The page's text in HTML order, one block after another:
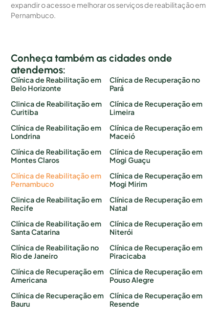
expandir o acesso e melhorar os serviços de reabilitação em
Pernambuco.
Conheça também as cidades onde
atendemos:
Clínica de Reabilitação em
Belo Horizonte
Clinica de Reabilitação em
Curitiba
Clínica de Reabilitação em
Londrina
Clínica de Reabilitação em
Montes Claros
Clínica de Reabilitação em
Pernambuco
Clinica de Reabilitação em
Recife
Clínica de Reabilitação em
Santa Catarina
Clínica de Reabilitação no
Rio de Janeiro
Clínica de Recuperação em
Americana
Clínica de Recuperação em
Bauru
Clínica de Recuperação no
Pará
Clínica de Recuperação em
Limeira
Clínica de Recuperação em
Maceió
Clínica de Recuperação em
Mogi Guaçu
Clínica de Recuperação em
Mogi Mirim
Clínica de Recuperação em
Natal
Clínica de Recuperação em
Niterói
Clínica de Recuperação em
Piracicaba
Clínica de Recuperação em
Pouso Alegre
Clínica de Recuperação em
Resende